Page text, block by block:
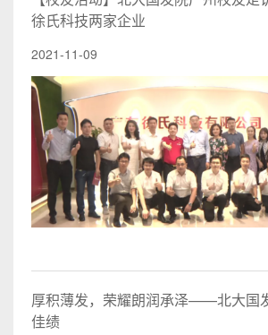
徐氏科技两家企业
2021-11-09
厚积薄发，荣耀朗润承泽——北大国
佳绩